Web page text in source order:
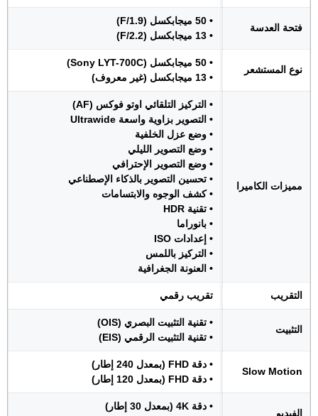
فتحة العدسة
• 50 ميجابكسل (F/1.9)
• 13 ميجابكسل (F/2.2)
نوع المستشعر
• 50 ميجابكسل (Sony LYT-700C)
• 13 ميجابكسل (غير معروف)
مميزات الكاميرا
• التركيز التلقائي اوتو فوكس (AF)
• التصوير بزاوية واسعة Ultrawide
• وضع عزل الخلفية
• وضع التصوير الليلي
• وضع التصوير الإحترافي
• تحسين التصوير بالذكاء الإصطناعي
• كشف الوجوه والابتسامات
• تقنية HDR
• بانوراما
• إعدادات ISO
• التركيز باللمس
• العنونة الجغرافية
التقريب تقريب رقمي
التثبيت
• تقنية التثبيت البصري (OIS)
• تقنية التثبيت الرقمي (EIS)
Slow Motion
• دقة FHD (بمعدل 240 إطار)
• دقة FHD (بمعدل 120 إطار)
الفيديو
• دقة 4K (بمعدل 30 إطار)